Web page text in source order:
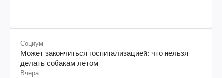
Социум
Может закончиться госпитализацией: что нельзя
делать собакам летом
Вчера